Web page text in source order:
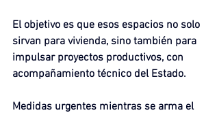
El objetivo es que esos espacios no solo
sirvan para vivienda, sino también para
impulsar proyectos productivos, con
acompañamiento técnico del Estado.
Medidas urgentes mientras se arma el